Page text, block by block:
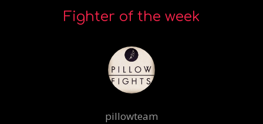
Fighter of the week
pillowteam